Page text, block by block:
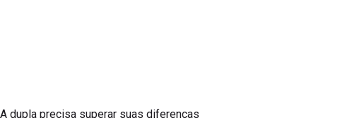
dupla precisa superar suas diferenças